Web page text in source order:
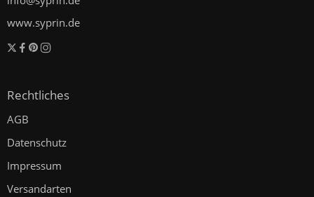
www.syprin.de
Rechtliches
AGB
Datenschutz
Impressum
Versandarten